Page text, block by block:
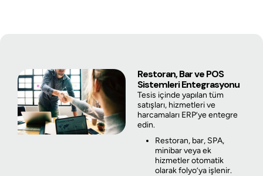
Restoran, Bar ve POS
Sistemleri Entegrasyonu
Tesis içinde yapılan tüm
satışları, hizmetleri ve
harcamaları ERP’ye entegre
edin.
Restoran, bar, SPA,
minibar veya ek
hizmetler otomatik
olarak folyo’ya işlenir.